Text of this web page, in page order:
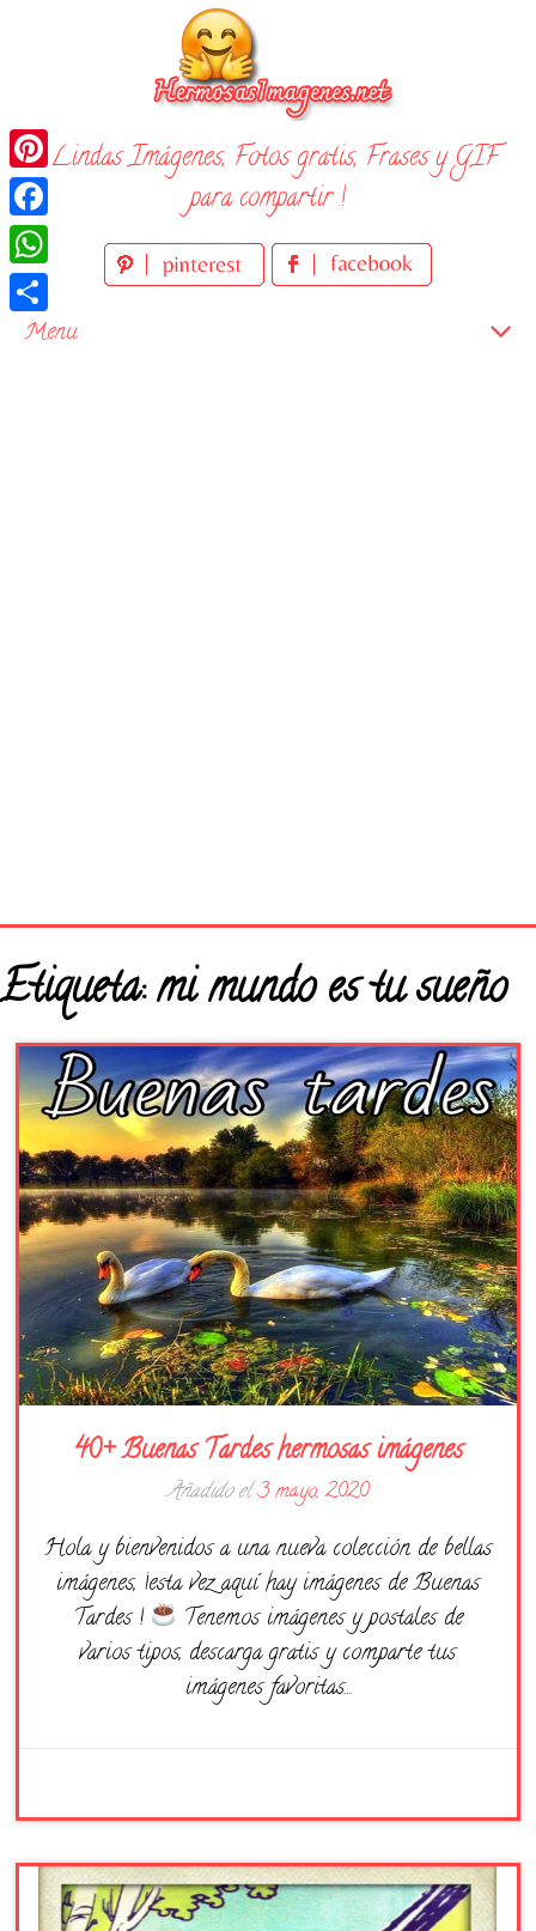
¡ Lindas Imágenes, Fotos gratis, Frases y GIF
para compartir !
Menu
Página principal
Buenos Días
Días de la Semana
Buenas Noches
Frases
Feliz Cumpleaños
Festividad
Etiqueta:mi mundo es tu sueño
40+ Buenas Tardes hermosas imágenes
Añadido el3 mayo, 2020
Hola y bienvenidos a una nueva colección de bellas
imágenes, ¡esta vez aquí hay imágenes de Buenas
Tardes !
Tenemos imágenes y postales de
varios tipos, descarga gratis y comparte tus
imágenes favoritas…
Pinterest
Facebook
WhatsApp
Compartir